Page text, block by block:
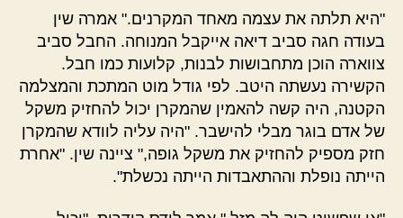
"היא תלתה את עצמה מאחד המקרנים." אמרה שין
בעודה חגה סביב דיאה אייקבל המנוחה. החבל סביב
צווארה הוכן מתחבושות לבנות, קלועות כמו חבל.
הקשירה נעשתה היטב. לפי גודל מוט המתכת והמצלמה
הקטנה, היה קשה להאמין שהמקרן יכול להחזיק משקל
של אדם בוגר מבלי להישבר. "היה עליה לוודא שהמקרן
חזק מספיק להחזיק את משקל גופה," ציינה שין. "אחרת
הייתה נופלת וההתאבדות הייתה נכשלת".